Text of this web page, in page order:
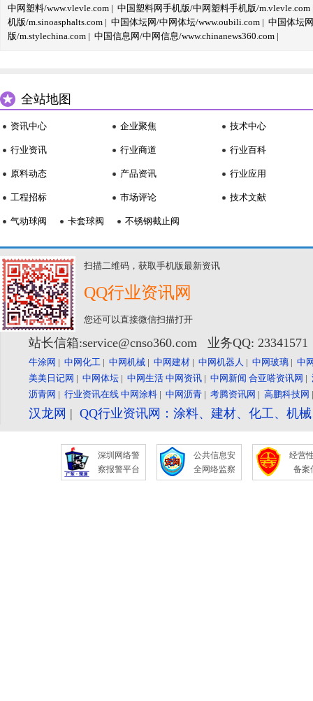
中网塑料/www.vlevle.com | 中国塑料网手机版/中网塑料手机版/m.vlevle.com
机版/m.sinoasphalts.com | 中国体坛网/中网体坛/www.oubili.com | 中国体坛
版/m.stylechina.com | 中国信息网/中网信息/www.chinanews360.com |
全站地图
资讯中心
行业资讯
原料动态
工程招标
企业聚焦
行业商道
产品资讯
市场评论
技术中心
行业百科
行业应用
技术文献
气动球阀 卡套球阀 不锈钢截止阀
扫描二维码，获取手机版最新资讯
QQ行业资讯网
您还可以直接微信扫描打开
站长信箱:service@cnso360.com 业务QQ:
牛涂网 | 中网化工 | 中网机械 | 中网建材 | 中网机器人 | 中网玻璃 | 中
美美日记网 | 中网体坛 | 中网生活 中网资讯 | 中网新闻 合亚嗒资讯网 |
沥青网 | 行业资讯在线 中网涂料 | 中网沥青 | 考腾资讯网 | 高鹏科技网
汉龙网 | QQ行业资讯网：涂料、建材、化工、机
深圳网络警
察报警平台
公共信息安
全网络监察
经营
备案